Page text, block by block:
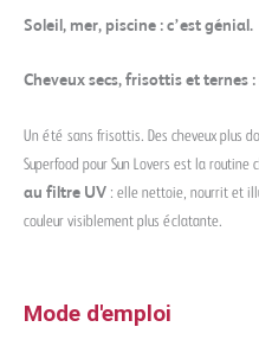
Soleil, mer, piscine : c’est génial.
Cheveux secs, frisottis et ternes
Un été sans frisottis. Des cheveux plus
Superfood pour Sun Lovers est la routine
au filtre UV : elle nettoie, nourrit et
couleur visiblement plus éclatante.
Mode d'emploi